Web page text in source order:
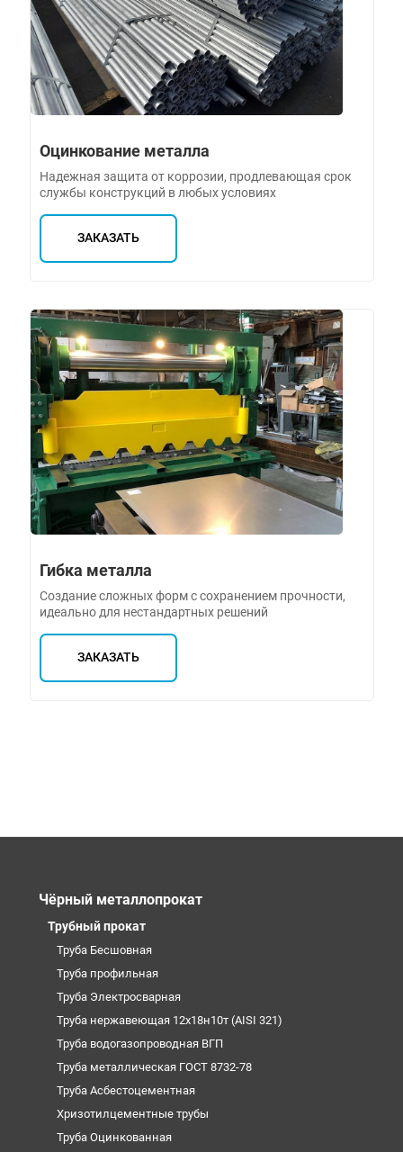
Оцинкование металла
Надежная защита от коррозии, продлевающая срок
службы конструкций в любых условиях
ЗАКАЗАТЬ
Гибка металла
Создание сложных форм с сохранением прочности,
идеально для нестандартных решений
ЗАКАЗАТЬ
Чёрный металлопрокат
Трубный прокат
Труба Бесшовная
Труба профильная
Труба Электросварная
Труба нержавеющая 12х18н10т (AISI 321)
Труба водогазопроводная ВГП
Труба металлическая ГОСТ 8732-78
Труба Асбестоцементная
Хризотилцементные трубы
Труба Оцинкованная